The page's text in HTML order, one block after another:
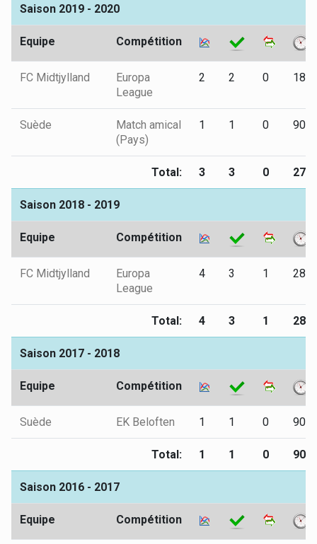
Saison 2019 - 2020
Equipe Compétition
FC Midtjylland
Europa
League
2 2 0 180
Suède
Match amical
(Pays)
1 1 0 90
Total: 3 3 0 270
Saison 2018 - 2019
Equipe Compétition
FC Midtjylland
Europa
League
4 3 1 284
Total: 4 3 1 284
Saison 2017 - 2018
Equipe Compétition
Suède EK Beloften 1 1 0 90
Total: 1 1 0 90
Saison 2016 - 2017
Equipe Compétition